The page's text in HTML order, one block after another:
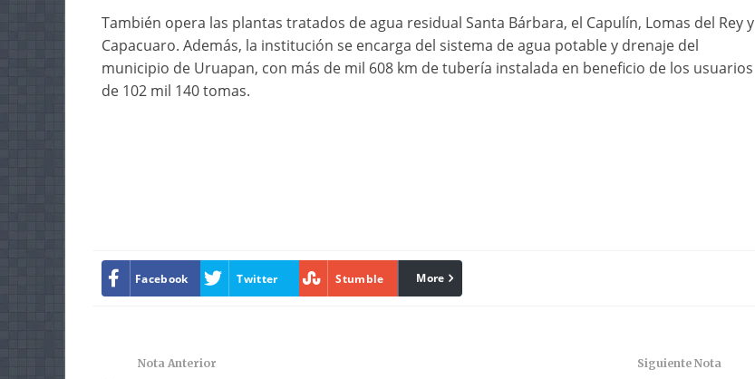
También opera las plantas tratados de agua residual Santa Bárbara, el Capulín, Lomas del Rey y
Capacuaro. Además, la institución se encarga del sistema de agua potable y drenaje del
municipio de Uruapan, con más de mil 608 km de tubería instalada en beneficio de los usuarios
de 102 mil 140 tomas.
Facebook Twitter Stumble linkedin
More
Nota Anterior Siguiente Nota